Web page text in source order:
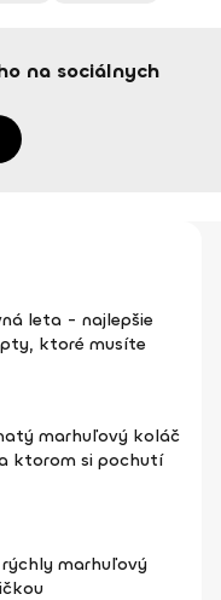
na sociálnych
leta - najlepšie
ktoré musíte
marhuľový koláč
ktorom si pochutí
marhuľový